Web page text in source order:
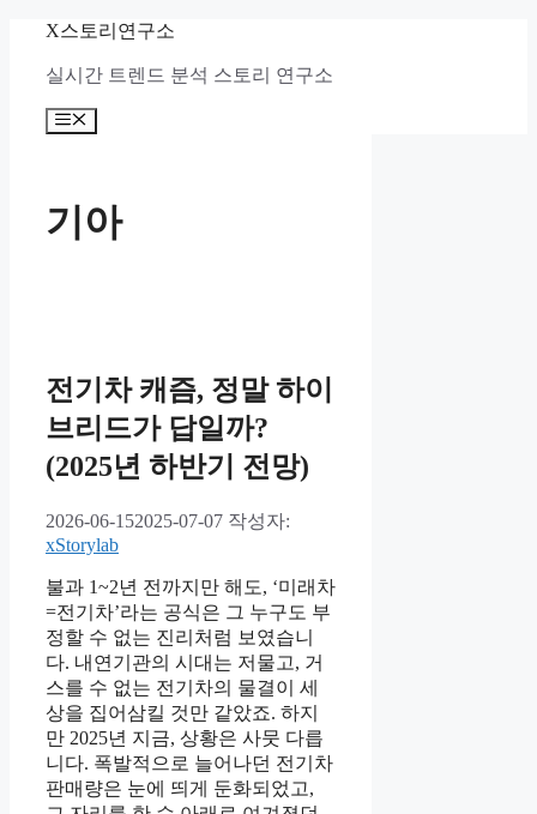
X스토리연구소
실시간 트렌드 분석 스토리 연구소
메
기아
전기차 캐즘, 정말 하이
브리드가 답일까?
(2025년 하반기 전망)
2026-06-152025-07-07 작성자:
xStorylab
불과 1~2년 전까지만 해도, ‘미래차
=전기차’라는 공식은 그 누구도 부
정할 수 없는 진리처럼 보였습니
다. 내연기관의 시대는 저물고, 거
스를 수 없는 전기차의 물결이 세
상을 집어삼킬 것만 같았죠. 하지
만 2025년 지금, 상황은 사뭇 다릅
니다. 폭발적으로 늘어나던 전기차
판매량은 눈에 띄게 둔화되었고,